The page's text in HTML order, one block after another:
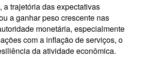
a trajetória das expectativas
a ganhar peso crescente nas
monetária, especialmente
com a inflação de serviços, o
da atividade econômica.